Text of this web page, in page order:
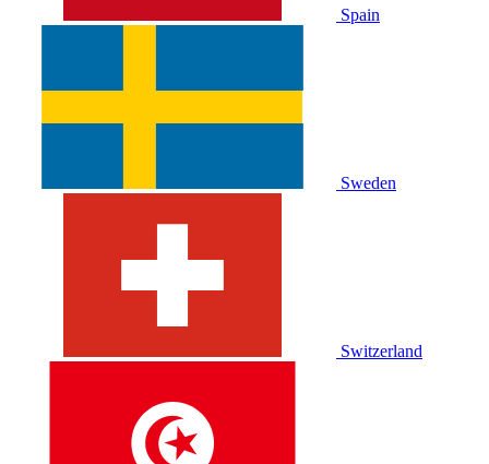
Spain
Sweden
Switzerland